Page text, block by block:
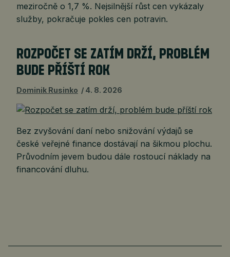
meziročně o 1,7 %. Nejsilnější růst cen vykázaly
služby, pokračuje pokles cen potravin.
ROZPOČET SE ZATÍM DRŽÍ, PROBLÉM
BUDE PŘÍŠTÍ ROK
Dominik Rusinko 4. 8. 2026
Bez zvyšování daní nebo snižování výdajů se
české veřejné finance dostávají na šikmou plochu.
Průvodním jevem budou dále rostoucí náklady na
financování dluhu.